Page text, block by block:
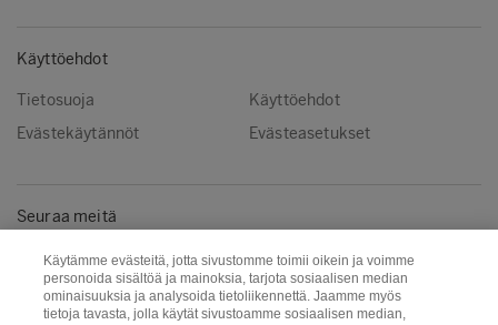
Käyttöehdot
Tietosuoja
Käyttöehdot
Evästekäytännöt
Evästeasetukset
Seuraa meitä
LinkedIn
Käytämme evästeitä, jotta sivustomme toimii oikein ja voimme
personoida sisältöä ja mainoksia, tarjota sosiaalisen median
ominaisuuksia ja analysoida tietoliikennettä. Jaamme myös
tietoja tavasta, jolla käytät sivustoamme sosiaalisen median,